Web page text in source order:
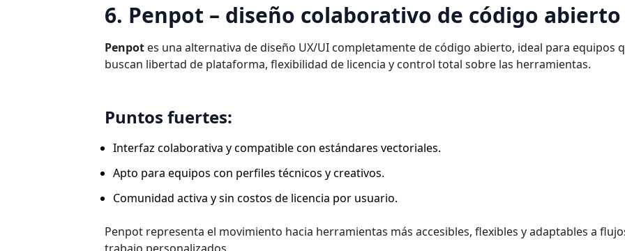
6. Penpot – diseño colaborativo de código abierto
Penpot es una alternativa de diseño UX/UI completamente de código abierto, ideal para equipos
buscan libertad de plataforma, flexibilidad de licencia y control total sobre las herramientas.
Puntos fuertes:
Interfaz colaborativa y compatible con estándares vectoriales.
Apto para equipos con perfiles técnicos y creativos.
Comunidad activa y sin costos de licencia por usuario.
Penpot representa el movimiento hacia herramientas más accesibles, flexibles y adaptables a